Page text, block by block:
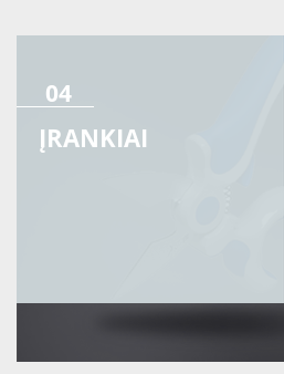
04
ĮRANKIAI